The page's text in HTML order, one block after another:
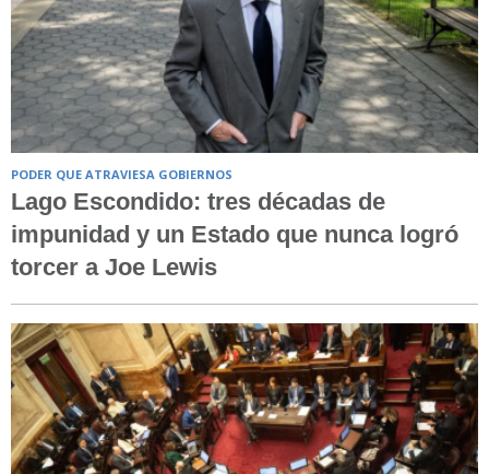
PODER QUE ATRAVIESA GOBIERNOS
Lago Escondido: tres décadas de
impunidad y un Estado que nunca logró
torcer a Joe Lewis